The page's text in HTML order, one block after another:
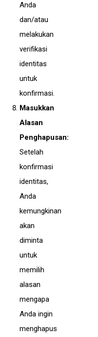
Anda
dan/atau
melakukan
verifikasi
identitas
untuk
konfirmasi.
Masukkan
Alasan
Penghapusan:
Setelah
konfirmasi
identitas,
Anda
kemungkinan
akan
diminta
untuk
memilih
alasan
mengapa
Anda ingin
menghapus